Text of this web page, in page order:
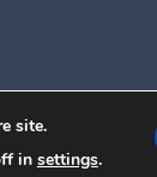
& Cookies
site.
in settings.